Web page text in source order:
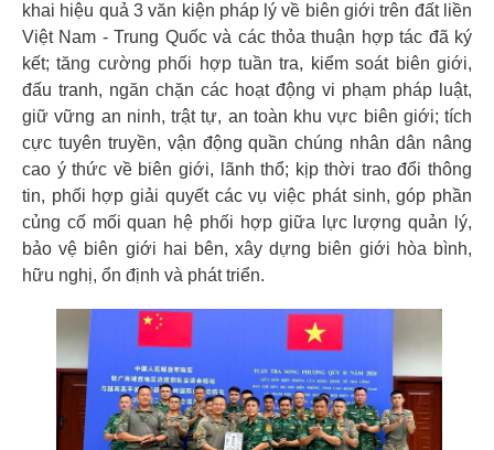
khai hiệu quả 3 văn kiện pháp lý về biên giới trên đất liền
Việt Nam - Trung Quốc và các thỏa thuận hợp tác đã ký
kết; tăng cường phối hợp tuần tra, kiểm soát biên giới,
đấu tranh, ngăn chặn các hoạt động vi phạm pháp luật,
giữ vững an ninh, trật tự, an toàn khu vực biên giới; tích
cực tuyên truyền, vận động quần chúng nhân dân nâng
cao ý thức về biên giới, lãnh thổ; kịp thời trao đổi thông
tin, phối hợp giải quyết các vụ việc phát sinh, góp phần
củng cố mối quan hệ phối hợp giữa lực lượng quản lý,
bảo vệ biên giới hai bên, xây dựng biên giới hòa bình,
hữu nghị, ổn định và phát triển.